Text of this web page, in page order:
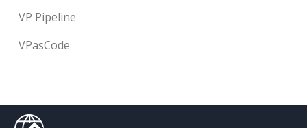
VP Pipeline
VPasCode